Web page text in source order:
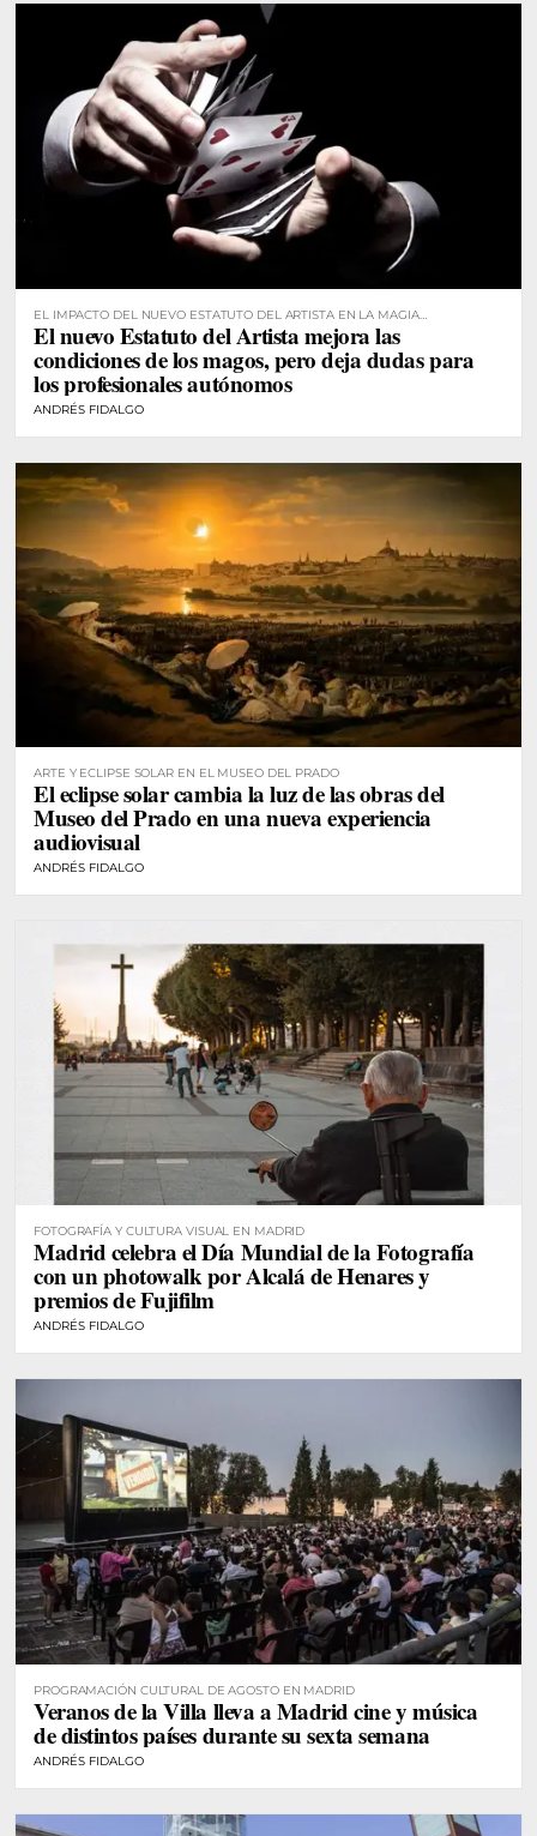
EL IMPACTO DEL NUEVO ESTATUTO DEL ARTISTA EN LA MAGIA
PROFESIONAL
El nuevo Estatuto del Artista mejora las
condiciones de los magos, pero deja dudas para
los profesionales autónomos
ANDRÉS FIDALGO
ARTE Y ECLIPSE SOLAR EN EL MUSEO DEL PRADO
El eclipse solar cambia la luz de las obras del
Museo del Prado en una nueva experiencia
audiovisual
ANDRÉS FIDALGO
FOTOGRAFÍA Y CULTURA VISUAL EN MADRID
Madrid celebra el Día Mundial de la Fotografía
con un photowalk por Alcalá de Henares y
premios de Fujifilm
ANDRÉS FIDALGO
PROGRAMACIÓN CULTURAL DE AGOSTO EN MADRID
Veranos de la Villa lleva a Madrid cine y música
de distintos países durante su sexta semana
ANDRÉS FIDALGO